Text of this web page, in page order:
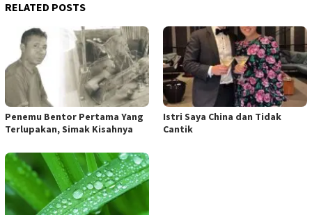
RELATED POSTS
Penemu Bentor Pertama Yang
Terlupakan, Simak Kisahnya
Istri Saya China dan Tidak
Cantik